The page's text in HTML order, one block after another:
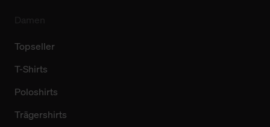
Topseller
T-Shirts
Poloshirts
Trägershirts